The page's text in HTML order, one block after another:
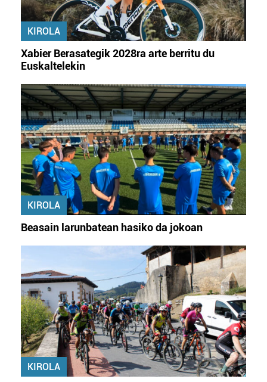
KIROLA
Xabier Berasategik 2028ra arte berritu du
Euskaltelekin
KIROLA
Beasain larunbatean hasiko da jokoan
KIROLA